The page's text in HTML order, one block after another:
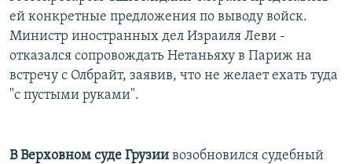
ей конкретные предложения по выводу войск.
Министр иностранных дел Израиля Леви -
отказался сопровождать Нетаньяху в Париж на
встречу с Олбрайт, заявив, что не желает ехать туда
"с пустыми руками".
В Верховном суде Грузии возобновился судебный